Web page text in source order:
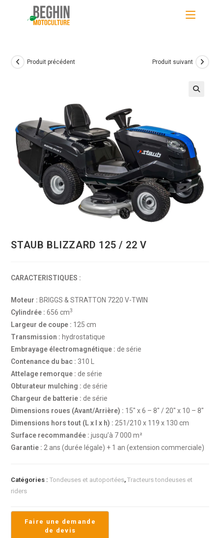
Produit précédent Produit suivant
STAUB BLIZZARD 125 / 22 V
CARACTERISTIQUES :
Moteur : BRIGGS & STRATTON 7220 V-TWIN
Cylindrée : 656 cm3
Largeur de coupe : 125 cm
Transmission : hydrostatique
Embrayage électromagnétique : de série
Contenance du bac : 310 L
Attelage remorque : de série
Obturateur mulching : de série
Chargeur de batterie : de série
Dimensions roues (Avant/Arrière) : 15″ x 6 – 8″ / 20″ x 10 – 8″
Dimensions hors tout (L x l x h) : 251/210 x 119 x 130 cm
Surface recommandée : jusqu’à 7 000 m²
Garantie : 2 ans (durée légale) + 1 an (extension commerciale)
Catégories :Tondeuses et autoportées,Tracteurs tondeuses et
riders